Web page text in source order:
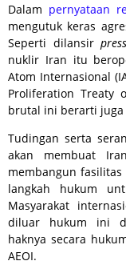
Dalam pernyataan
mengutuk keras
Seperti dilansir
nuklir Iran itu
Atom Internasional
Proliferation Treaty
brutal ini berarti
Tudingan serta
akan membuat
membangun fasilitas
langkah hukum
Masyarakat
diluar hukum ini
haknya secara
AEOI.